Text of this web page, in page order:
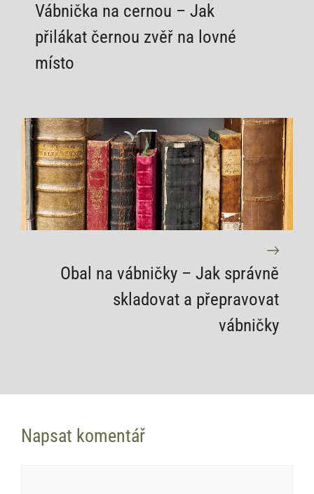
Vábnička na cernou – Jak
přilákat černou zvěř na lovné
místo
Obal na vábničky – Jak správně
skladovat a přepravovat
vábničky
Napsat komentář